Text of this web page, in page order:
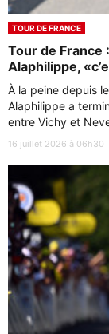
TOUR DE FRANCE
Tour de France
Alaphilippe,
À la peine depuis
Alaphilippe a
entre Vichy et
16 juillet 2026 à 06h30